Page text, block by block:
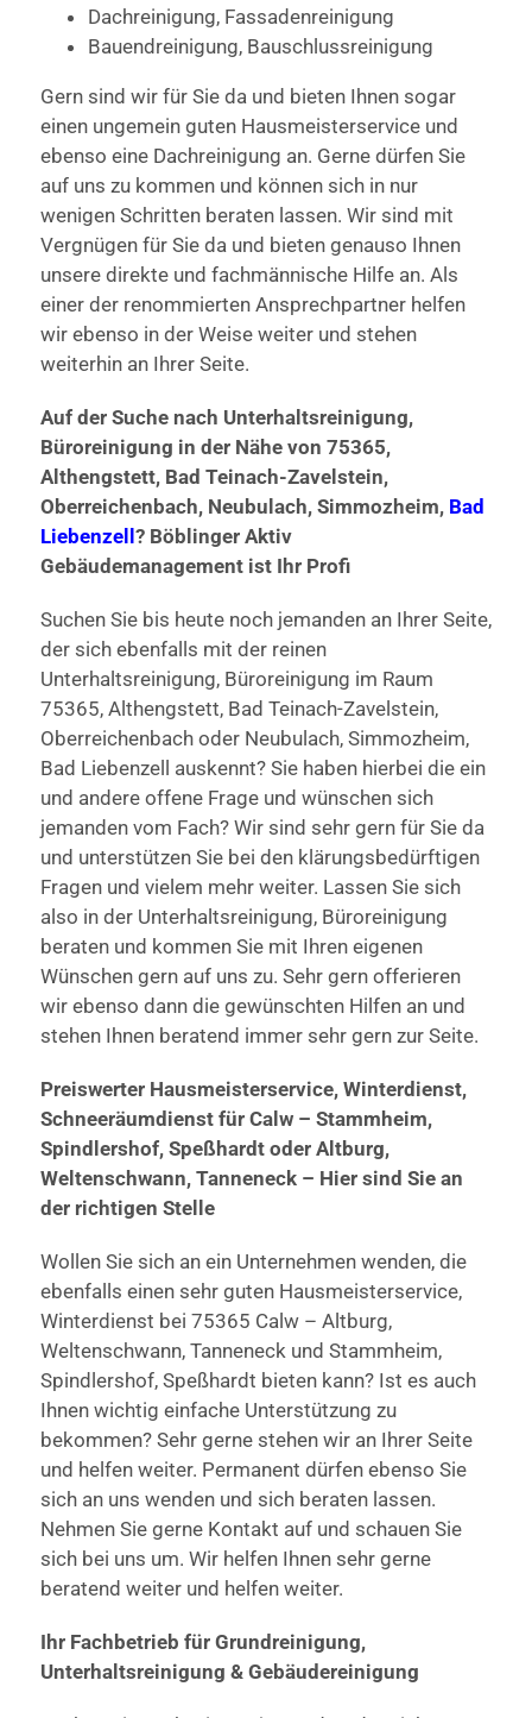
Dachreinigung, Fassadenreinigung
Bauendreinigung, Bauschlussreinigung
Gern sind wir für Sie da und bieten Ihnen sogar
einen ungemein guten Hausmeisterservice und
ebenso eine Dachreinigung an. Gerne dürfen Sie
auf uns zu kommen und können sich in nur
wenigen Schritten beraten lassen. Wir sind mit
Vergnügen für Sie da und bieten genauso Ihnen
unsere direkte und fachmännische Hilfe an. Als
einer der renommierten Ansprechpartner helfen
wir ebenso in der Weise weiter und stehen
weiterhin an Ihrer Seite.
Auf der Suche nach Unterhaltsreinigung,
Büroreinigung in der Nähe von 75365,
Althengstett, Bad Teinach-Zavelstein,
Oberreichenbach, Neubulach, Simmozheim, Bad
Liebenzell? Böblinger Aktiv
Gebäudemanagement ist Ihr Profi
Suchen Sie bis heute noch jemanden an Ihrer Seite,
der sich ebenfalls mit der reinen
Unterhaltsreinigung, Büroreinigung im Raum
75365, Althengstett, Bad Teinach-Zavelstein,
Oberreichenbach oder Neubulach, Simmozheim,
Bad Liebenzell auskennt? Sie haben hierbei die ein
und andere offene Frage und wünschen sich
jemanden vom Fach? Wir sind sehr gern für Sie da
und unterstützen Sie bei den klärungsbedürftigen
Fragen und vielem mehr weiter. Lassen Sie sich
also in der Unterhaltsreinigung, Büroreinigung
beraten und kommen Sie mit Ihren eigenen
Wünschen gern auf uns zu. Sehr gern offerieren
wir ebenso dann die gewünschten Hilfen an und
stehen Ihnen beratend immer sehr gern zur Seite.
Preiswerter Hausmeisterservice, Winterdienst,
Schneeräumdienst für Calw – Stammheim,
Spindlershof, Speßhardt oder Altburg,
Weltenschwann, Tanneneck – Hier sind Sie an
der richtigen Stelle
Wollen Sie sich an ein Unternehmen wenden, die
ebenfalls einen sehr guten Hausmeisterservice,
Winterdienst bei 75365 Calw – Altburg,
Weltenschwann, Tanneneck und Stammheim,
Spindlershof, Speßhardt bieten kann? Ist es auch
Ihnen wichtig einfache Unterstützung zu
bekommen? Sehr gerne stehen wir an Ihrer Seite
und helfen weiter. Permanent dürfen ebenso Sie
sich an uns wenden und sich beraten lassen.
Nehmen Sie gerne Kontakt auf und schauen Sie
sich bei uns um. Wir helfen Ihnen sehr gerne
beratend weiter und helfen weiter.
Ihr Fachbetrieb für Grundreinigung,
Unterhaltsreinigung & Gebäudereinigung